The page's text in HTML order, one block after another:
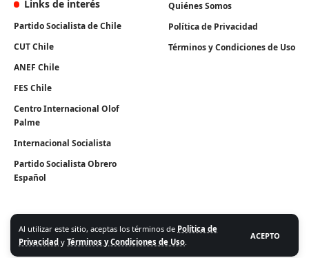
Al utilizar este sitio, aceptas los términos de Política de
Privacidad y Términos y Condiciones de Uso.
ACEPTO
Links de interés
Partido Socialista de Chile
CUT Chile
ANEF Chile
FES Chile
Centro Internacional Olof
Palme
Internacional Socialista
Partido Socialista Obrero
Español
Quiénes Somos
Política de Privacidad
Términos y Condiciones de Uso
Algunos Derechos Reservados. Instituto Igualdad 2026.